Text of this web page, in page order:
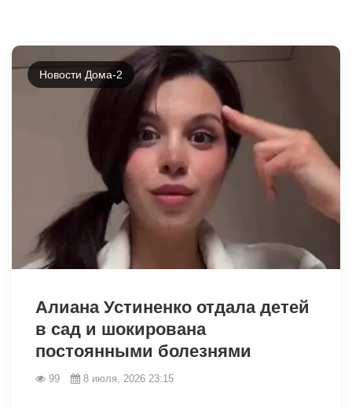
Новости Дома-2
Алиана Устиненко отдала детей
в сад и шокирована
постоянными болезнями
99 8 июля, 2026 23:15